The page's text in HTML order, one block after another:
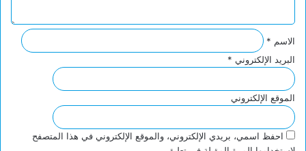
الاسم *
البريد الإلكتروني *
الموقع الإلكتروني
احفظ اسمي، بريدي الإلكتروني، والموقع الإلكتروني في هذا المتصفح